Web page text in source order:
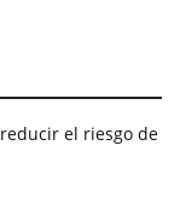
el riesgo de